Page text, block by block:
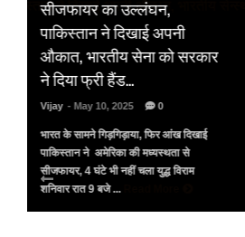
सीजफायर का उल्लंघन,
पाकिस्तान ने दिखाई अपनी
औकात, भारतीय सेना को सरकार
ने दिया फ्री हैंड…
Vijay - May 10, 2025 0
भारत के सामने गिड़गिड़ाया, फिर आंख दिखाई
पाकिस्तान ने अमेरिका की मध्यस्थता से
सीजफायर, 4 घंटे भी नहीं चला युद्ध विराम
शनिवार रात 9 बजे ...